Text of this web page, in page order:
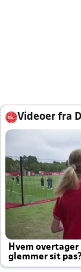
Videoer fra
Hvem overtager
glemmer sit
altid til efter